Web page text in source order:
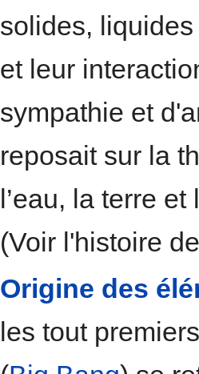
solides,
et leur
sympathie et
reposait sur la
l’eau, la terre et
(Voir l'histoire
Origine des
les tout